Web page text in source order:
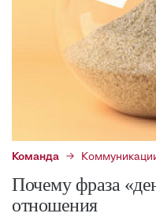
Команда
Почему фраза
отношения